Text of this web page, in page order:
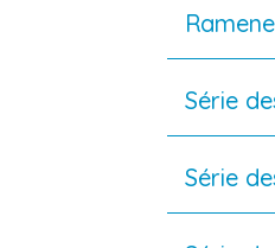
Série
Série